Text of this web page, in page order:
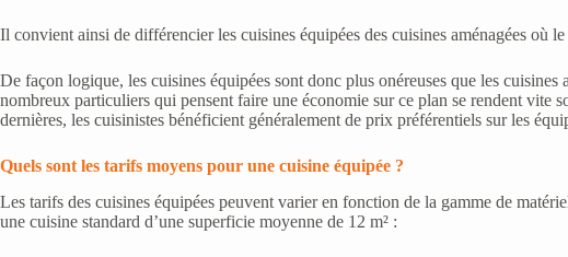
Il convient ainsi de différencier les cuisines équipées des cuisines aménagées où
De façon logique, les cuisines équipées sont donc plus onéreuses que les
nombreux particuliers qui pensent faire une économie sur ce plan se rendent vite
dernières, les cuisinistes bénéficient généralement de prix préférentiels sur les
Quels sont les tarifs moyens pour une cuisine équipée ?
Les tarifs des cuisines équipées peuvent varier en fonction de la gamme de
une cuisine standard d’une superficie moyenne de 12 m² :